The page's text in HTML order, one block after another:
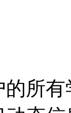
所